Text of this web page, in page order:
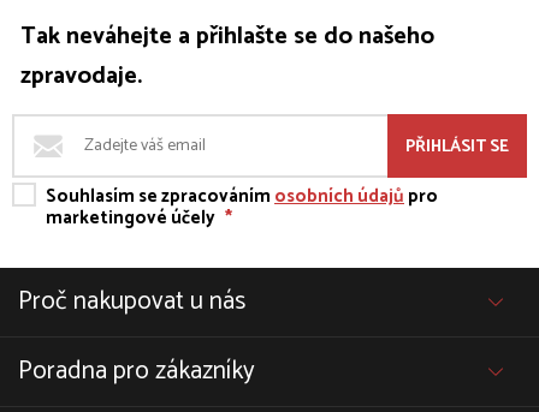
Tak neváhejte a přihlašte se do našeho
zpravodaje.
PŘIHLÁSIT SE
Souhlasím se zpracovánímosobních údajůpro
marketingové účely *
Proč nakupovat u nás
Poradna pro zákazníky